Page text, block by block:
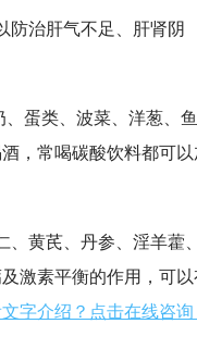
治肝气不足、肝肾阴
蛋类、波菜、洋葱、鱼
，常喝碳酸饮料都可以
黄芪、丹参、淫羊藿
激素平衡的作用，可以
字介绍？点击在线咨询